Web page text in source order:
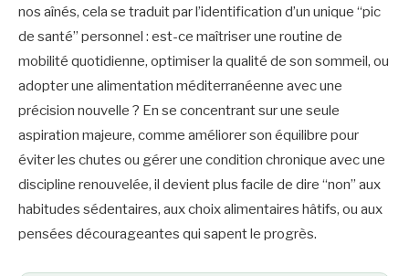
nos aînés, cela se traduit par l’identification d’un unique “pic
de santé” personnel : est-ce maîtriser une routine de
mobilité quotidienne, optimiser la qualité de son sommeil, ou
adopter une alimentation méditerranéenne avec une
précision nouvelle ? En se concentrant sur une seule
aspiration majeure, comme améliorer son équilibre pour
éviter les chutes ou gérer une condition chronique avec une
discipline renouvelée, il devient plus facile de dire “non” aux
habitudes sédentaires, aux choix alimentaires hâtifs, ou aux
pensées décourageantes qui sapent le progrès.